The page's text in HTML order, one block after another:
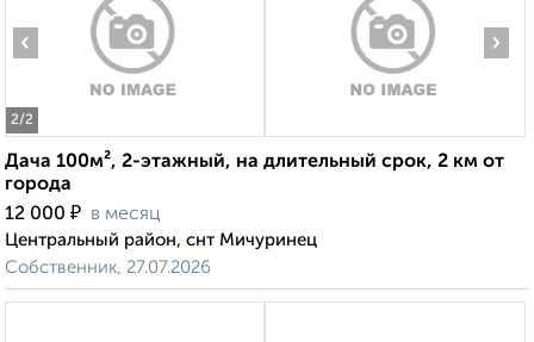
2/2
‹ ›
Дача 100м², 2-этажный, на длительный срок, 2 км от
города
12 000 ₽ в месяц
Центральный район, снт Мичуринец
Собственник, 27.07.2026